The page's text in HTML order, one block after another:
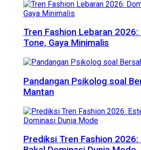
Tren Fashion Lebaran 2026:
Tone, Gaya Minimalis
Pandangan Psikolog soal
Mantan
Prediksi Tren Fashion